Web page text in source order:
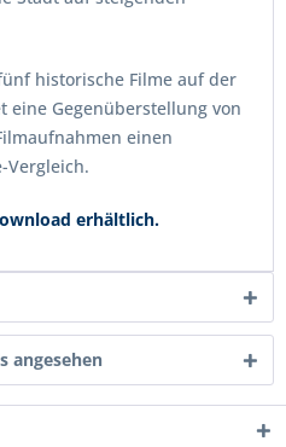
historische Filme auf der
eine Gegenüberstellung von
einen
Vergleich.
erhältlich.
angesehen